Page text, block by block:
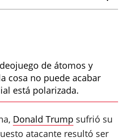
de átomos y
cosa no puede acabar
está polarizada.
Donald Trump sufrió su
atacante resultó ser